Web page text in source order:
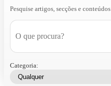
Pesquise artigos, secções e conteúdos
Categoria: